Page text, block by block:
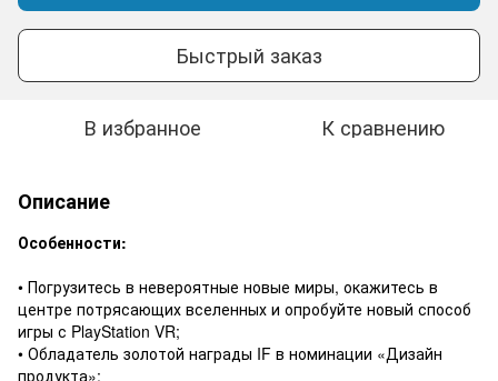
Быстрый заказ
В избранное К сравнению
Описание
Особенности:
• Погрузитесь в невероятные новые миры, окажитесь в
центре потрясающих вселенных и опробуйте новый способ
игры с PlayStation VR;
• Обладатель золотой награды IF в номинации «Дизайн
продукта»;